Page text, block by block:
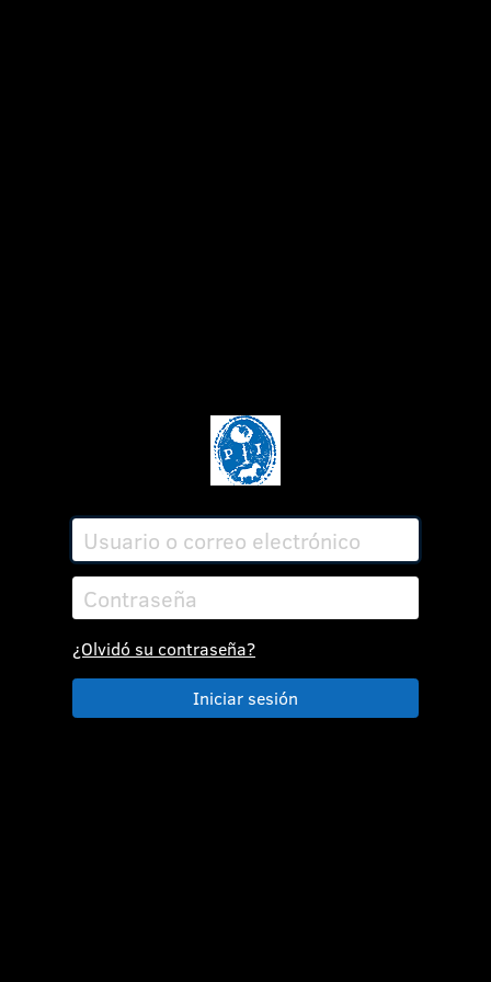
¿Olvidó su contraseña?
Iniciar sesión